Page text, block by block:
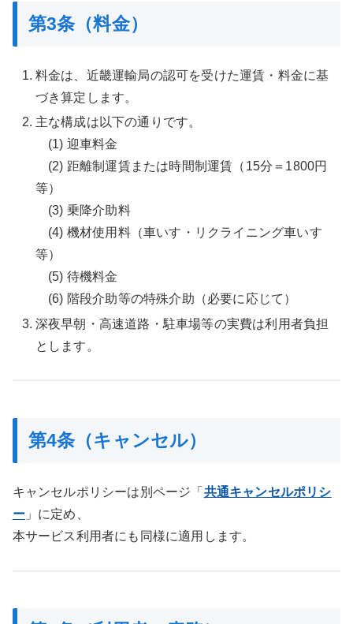
第3条（料金）
料金は、近畿運輸局の認可を受けた運賃・料金に基
づき算定します。
主な構成は以下の通りです。
(1) 迎車料金
(2) 距離制運賃または時間制運賃（15分＝1800円
等）
(3) 乗降介助料
(4) 機材使用料（車いす・リクライニング車いす
等）
(5) 待機料金
(6) 階段介助等の特殊介助（必要に応じて）
深夜早朝・高速道路・駐車場等の実費は利用者負担
とします。
第4条（キャンセル）
キャンセルポリシーは別ページ「 共通キャンセルポリシ
ー 」に定め、
本サービス利用者にも同様に適用します。